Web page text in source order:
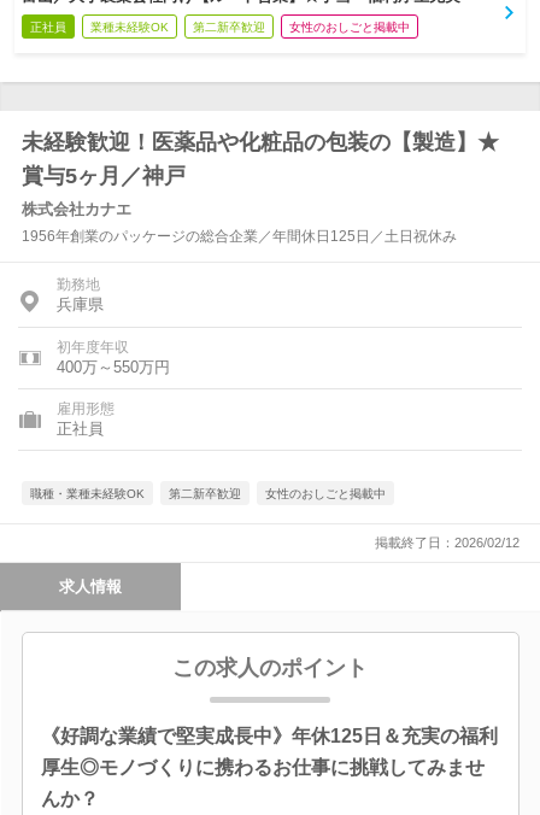
正社員 業種未経験OK 第二新卒歓迎 女性のおしごと掲載中
未経験歓迎！医薬品や化粧品の包装の【製造】★
賞与5ヶ月／神戸
株式会社カナエ
1956年創業のパッケージの総合企業／年間休日125日／土日祝休み
勤務地
兵庫県
初年度年収
400万～550万円
雇用形態
正社員
職種・業種未経験OK 第二新卒歓迎 女性のおしごと掲載中
掲載終了日：2026/02/12
求人情報
この求人のポイント
《好調な業績で堅実成長中》年休125日＆充実の福利
厚生◎モノづくりに携わるお仕事に挑戦してみませ
んか？